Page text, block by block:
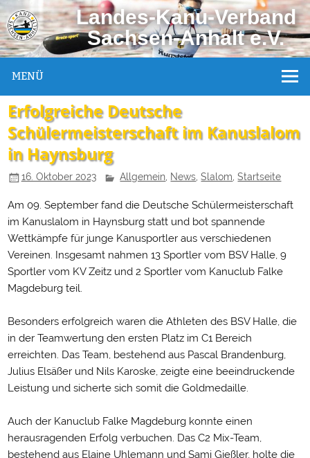
Landes-Kanu-Verband
Sachsen-Anhalt e.V.
MENÜ
Erfolgreiche Deutsche
Schülermeisterschaft im Kanuslalom
in Haynsburg
16. Oktober 2023 Allgemein News ,Slalom ,Startseite
Am 09. September fand die Deutsche Schülermeisterschaft
im Kanuslalom in Haynsburg statt und bot spannende
Wettkämpfe für junge Kanusportler aus verschiedenen
Vereinen. Insgesamt nahmen 13 Sportler vom BSV Halle, 9
Sportler vom KV Zeitz und 2 Sportler vom Kanuclub Falke
Magdeburg teil.
Besonders erfolgreich waren die Athleten des BSV Halle, die
in der Teamwertung den ersten Platz im C1 Bereich
erreichten. Das Team, bestehend aus Pascal Brandenburg,
Julius Elsäßer und Nils Karoske, zeigte eine beeindruckende
Leistung und sicherte sich somit die Goldmedaille.
Auch der Kanuclub Falke Magdeburg konnte einen
herausragenden Erfolg verbuchen. Das C2 Mix-Team,
bestehend aus Elaine Uhlemann und Sami Gießler, holte die